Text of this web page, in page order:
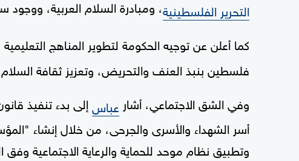
التحرير الفلسطينية، ومبادرة السلام العربية،
كما أعلن عن توجيه الحكومة لتطوير المناهج
فلسطين بنبذ العنف والتحريض، وتعزيز ثقافة السلام
وفي الشق الاجتماعي، أشار عباس
أسر الشهداء والأسرى والجرحى، من خلال إنشاء
وتطبيق نظام موحد للحماية والرعاية الاجتماعية